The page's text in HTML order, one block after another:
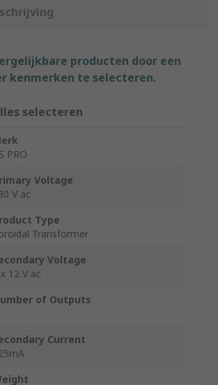
producten door een
kenmerken te selecteren.
selecteren
PRO
Voltage
V ac
Type
Transformer
Voltage
12 V ac
of Outputs
Current